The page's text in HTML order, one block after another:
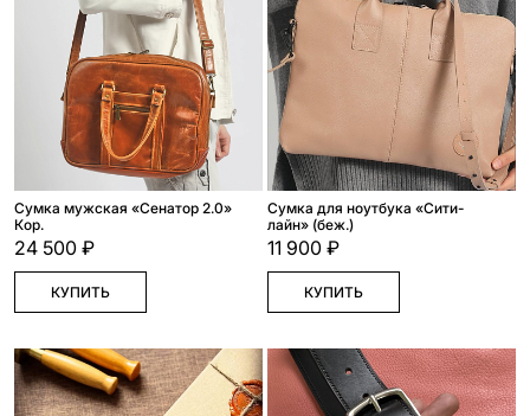
Сумка мужская «Сенатор 2.0»
Кор.
24 500 ₽
КУПИТЬ
Сумка для ноутбука «Сити-
лайн» (беж.)
11 900 ₽
КУПИТЬ